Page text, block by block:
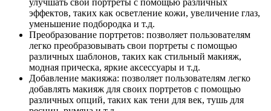
улучшать свои портреты с помощью различных
эффектов, таких как осветление кожи, увеличение глаз,
уменьшение подбородка и т.д.
Преобразование портретов: позволяет пользователям
легко преобразовывать свои портреты с помощью
различных шаблонов, таких как стильный макияж,
модная прическа, яркие аксессуары и т.д.
Добавление макияжа: позволяет пользователям легко
добавлять макияж для своих портретов с помощью
различных опций, таких как тени для век, тушь для